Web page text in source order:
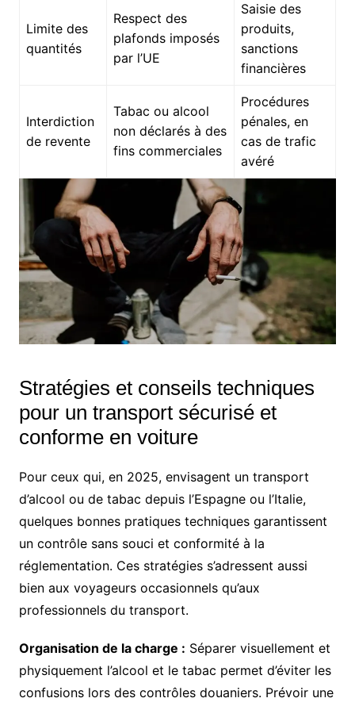
Limite des
quantités
Respect des
plafonds imposés
par l’UE
Saisie des
produits,
sanctions
financières
Interdiction
de revente
Tabac ou alcool
non déclarés à des
fins commerciales
Procédures
pénales, en
cas de trafic
avéré
Stratégies et conseils techniques
pour un transport sécurisé et
conforme en voiture
Pour ceux qui, en 2025, envisagent un transport
d’alcool ou de tabac depuis l’Espagne ou l’Italie,
quelques bonnes pratiques techniques garantissent
un contrôle sans souci et conformité à la
réglementation. Ces stratégies s’adressent aussi
bien aux voyageurs occasionnels qu’aux
professionnels du transport.
Organisation de la charge : Séparer visuellement et
physiquement l’alcool et le tabac permet d’éviter les
confusions lors des contrôles douaniers. Prévoir une